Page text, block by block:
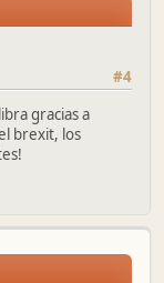
#4
gracias a
brexit, los